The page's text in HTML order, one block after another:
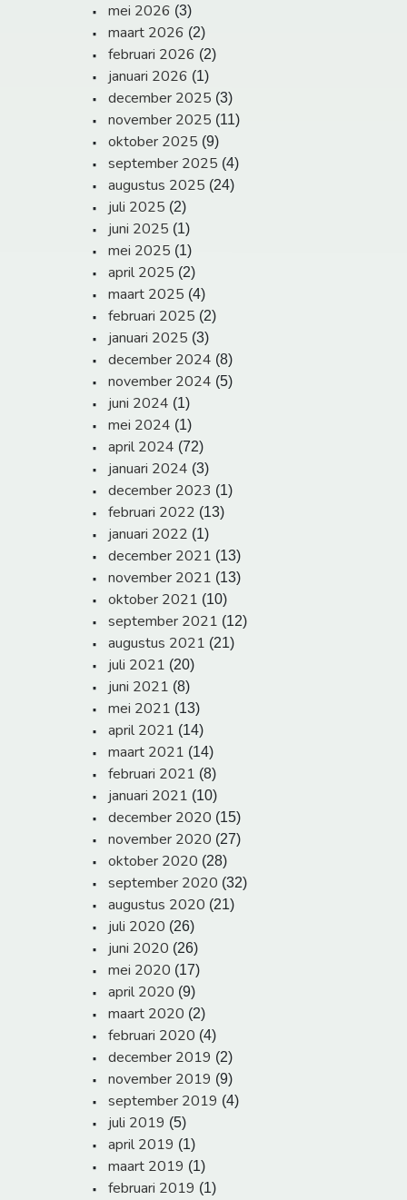
mei 2026 (3)
maart 2026 (2)
februari 2026 (2)
januari 2026 (1)
december 2025 (3)
november 2025 (11)
oktober 2025 (9)
september 2025 (4)
augustus 2025 (24)
juli 2025 (2)
juni 2025 (1)
mei 2025 (1)
april 2025 (2)
maart 2025 (4)
februari 2025 (2)
januari 2025 (3)
december 2024 (8)
november 2024 (5)
juni 2024 (1)
mei 2024 (1)
april 2024 (72)
januari 2024 (3)
december 2023 (1)
februari 2022 (13)
januari 2022 (1)
december 2021 (13)
november 2021 (13)
oktober 2021 (10)
september 2021 (12)
augustus 2021 (21)
juli 2021 (20)
juni 2021 (8)
mei 2021 (13)
april 2021 (14)
maart 2021 (14)
februari 2021 (8)
januari 2021 (10)
december 2020 (15)
november 2020 (27)
oktober 2020 (28)
september 2020 (32)
augustus 2020 (21)
juli 2020 (26)
juni 2020 (26)
mei 2020 (17)
april 2020 (9)
maart 2020 (2)
februari 2020 (4)
december 2019 (2)
november 2019 (9)
september 2019 (4)
juli 2019 (5)
april 2019 (1)
maart 2019 (1)
februari 2019 (1)